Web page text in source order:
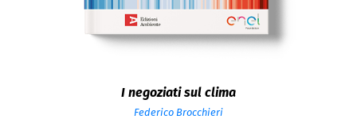
I negoziati sul clima
Federico Brocchieri